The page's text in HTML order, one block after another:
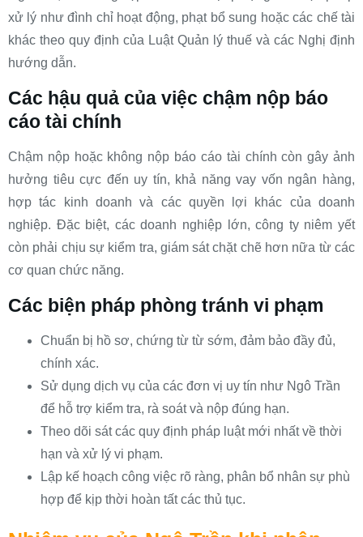
xử lý như đình chỉ hoạt động, phạt bổ sung hoặc các chế tài
khác theo quy định của Luật Quản lý thuế và các Nghị định
hướng dẫn.
Các hậu quả của việc chậm nộp báo
cáo tài chính
Chậm nộp hoặc không nộp báo cáo tài chính còn gây ảnh
hưởng tiêu cực đến uy tín, khả năng vay vốn ngân hàng,
hợp tác kinh doanh và các quyền lợi khác của doanh
nghiệp. Đặc biệt, các doanh nghiệp lớn, công ty niêm yết
còn phải chịu sự kiểm tra, giám sát chặt chẽ hơn nữa từ các
cơ quan chức năng.
Các biện pháp phòng tránh vi phạm
Chuẩn bị hồ sơ, chứng từ từ sớm, đảm bảo đầy đủ,
chính xác.
Sử dụng dịch vụ của các đơn vị uy tín như Ngô Trần
để hỗ trợ kiểm tra, rà soát và nộp đúng hạn.
Theo dõi sát các quy định pháp luật mới nhất về thời
hạn và xử lý vi phạm.
Lập kế hoạch công việc rõ ràng, phân bổ nhân sự phù
hợp để kịp thời hoàn tất các thủ tục.